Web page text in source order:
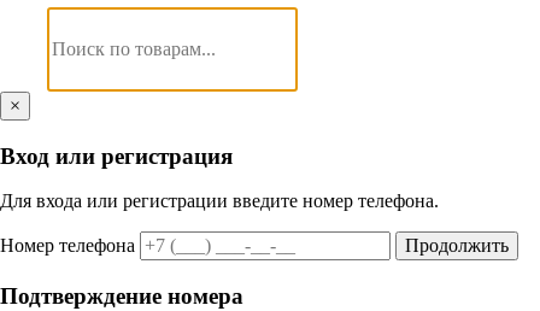
×
Вход или регистрация
Для входа или регистрации введите номер телефона.
Номер телефона Продолжить
Подтверждение номера